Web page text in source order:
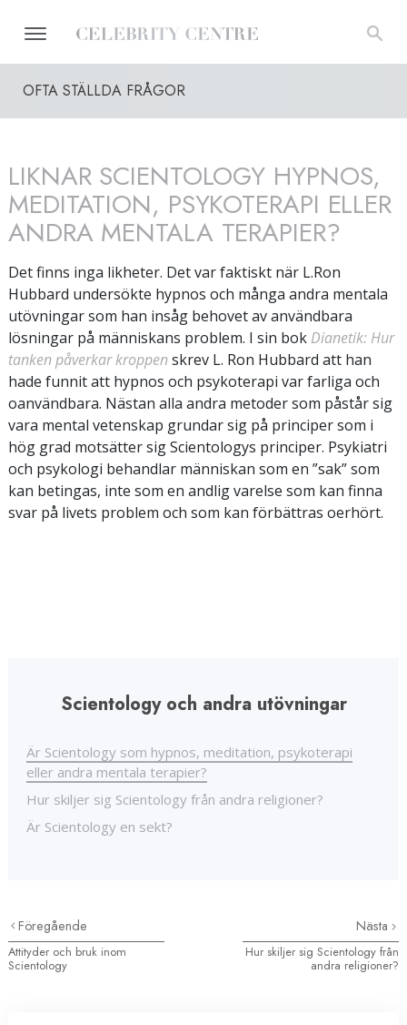
OFTA STÄLLDA FRÅGOR
LIKNAR SCIENTOLOGY HYPNOS,
MEDITATION, PSYKOTERAPI ELLER
ANDRA MENTALA TERAPIER?
Det finns inga likheter. Det var faktiskt när L.Ron
Hubbard undersökte hypnos och många andra mentala
utövningar som han insåg behovet av användbara
lösningar på människans problem. I sin bok Dianetik: Hur
tanken påverkar kroppenskrev L. Ron Hubbard att han
hade funnit att hypnos och psykoterapi var farliga och
oanvändbara. Nästan alla andra metoder som påstår sig
vara mental vetenskap grundar sig på principer som i
hög grad motsätter sig Scientologys principer. Psykiatri
och psykologi behandlar människan som en ”sak” som
kan betingas, inte som en andlig varelse som kan finna
svar på livets problem och som kan förbättras oerhört.
Scientology och andra utövningar
Är Scientology som hypnos, meditation, psykoterapi
eller andra mentala terapier?
Hur skiljer sig Scientology från andra religioner?
Är Scientology en sekt?
Föregående
Attityder och bruk inom
Scientology
Nästa
Hur skiljer sig Scientology från
andra religioner?